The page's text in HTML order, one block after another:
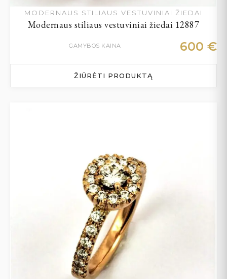
MODERNAUS STILIAUS VESTUVINIAI ŽIEDAI
Modernaus stiliaus vestuviniai žiedai 12887
GAMYBOS KAINA 600 €
ŽIŪRĖTI PRODUKTĄ